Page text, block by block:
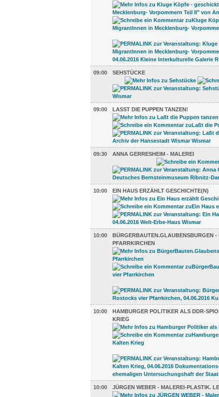
09:00 SEHSTÜCKE
09:00 LASST DIE PUPPEN TANZEN!
09:30 ANNA GERRESHEIM - MALEREI
10:00 EIN HAUS ERZÄHLT GESCHICHTE(N)
10:00
BÜRGERBAUTEN.GLAUBENSBURGEN -
PFARRKIRCHEN
10:00
HAMBURGER POLITIKER ALS DDR-
KRIEG
10:00 JÜRGEN WEBER - MALEREI-PLASTIK.